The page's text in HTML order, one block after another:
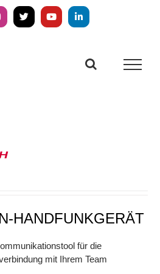
X YouTubeLinkedIn
HANDFUNKGERÄT
für die
mit Ihrem Team